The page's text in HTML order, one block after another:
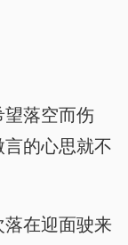
望落空而伤
的心思就不
在迎面驶来